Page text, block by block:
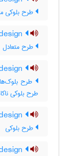
طرح بلوکی
طرح متعادل
طرح
طرح بلوکی
طرح بلوکی